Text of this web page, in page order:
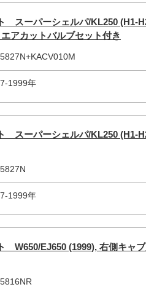
スーパーシェルパ/KL250 (H1-
アカットバルブセット付き
1999年
スーパーシェルパ/KL250 (H1-
1999年
W650/EJ650 (1999), 右側キャ